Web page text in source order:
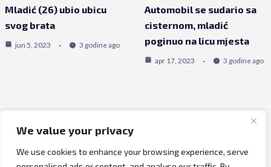
We value your privacy
We use cookies to enhance your browsing experience, serve
Mladić (26) ubio ubicu
svog brata
jun 5, 2023 3 godine ago
Automobil se sudario sa
cisternom, mladić
poginuo na licu mjesta
apr 17, 2023 3 godine ago
Copyright © 2026 Bh Dijaspora.
O nama